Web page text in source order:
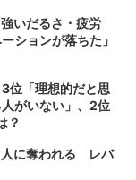
いだるさ・疲労
ションが落ちた」
位「理想的だと思
がいない」、2位
？
人に奪われる レバ